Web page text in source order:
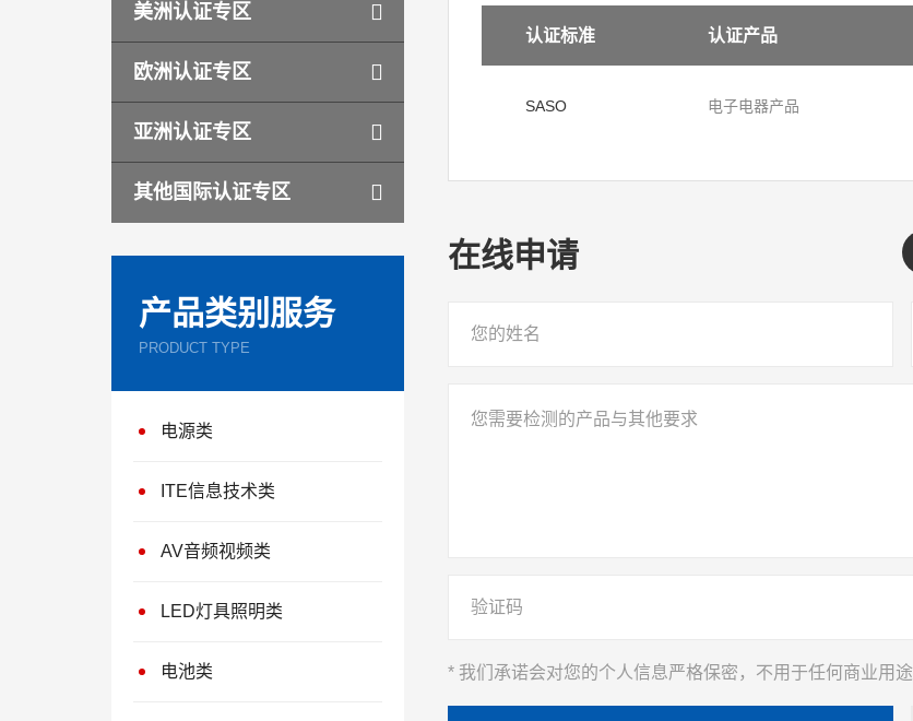
美洲认证专区
欧洲认证专区
亚洲认证专区
其他国际认证专区
产品类别服务
PRODUCT TYPE
电源类
ITE信息技术类
AV音频视频类
LED灯具照明类
电池类
认证标准 认证产品
SASO 电子电器产品
在线申请
* 我们承诺会对您的个人信息严格保密，不用于任何商业用途